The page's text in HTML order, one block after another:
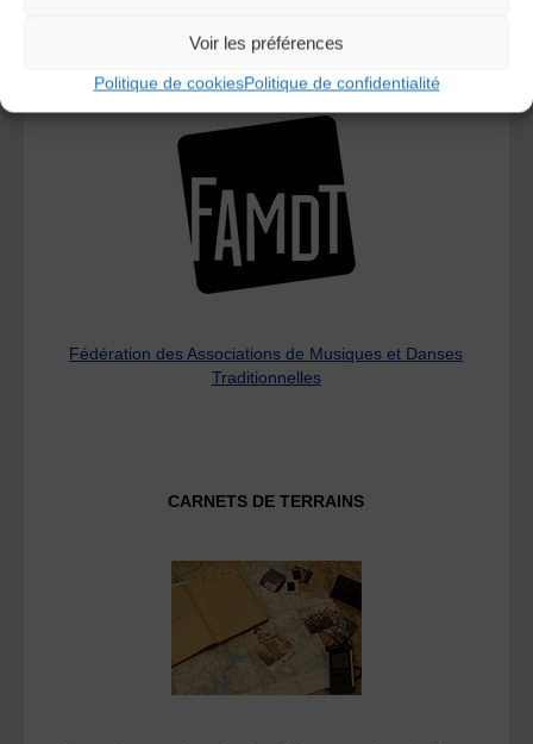
Voir les préférences
Politique de cookiesPolitique de confidentialité
L’AMTA EST MEMBRE DE LA
Fédération des Associations de Musiques et Danses
Traditionnelles
CARNETS DE TERRAINS